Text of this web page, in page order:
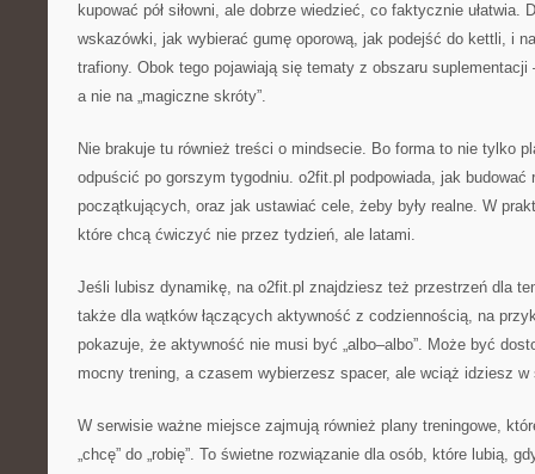
kupować pół siłowni, ale dobrze wiedzieć, co faktycznie ułatwia.
wskazówki, jak wybierać gumę oporową, jak podejść do kettli, i
trafiony. Obok tego pojawiają się tematy z obszaru
a nie na „magiczne skróty”.
Nie brakuje tu również treści o mindsecie. Bo forma to nie tylko
odpuścić po gorszym tygodniu. o2fit.pl podpowiada, jak budować
początkujących, oraz jak ustawiać cele, żeby były realne. W
które chcą ćwiczyć nie przez tydzień, ale latami.
Jeśli lubisz dynamikę, na o2fit.pl znajdziesz też przestrzeń dla
także dla wątków łączących aktywność z codziennością, na
pokazuje, że aktywność nie musi być „albo–albo”. Może być
mocny trening, a czasem wybierzesz spacer, ale wciąż idziesz w
W serwisie ważne miejsce zajmują również plany treningowe,
„chcę” do „robię”. To świetne rozwiązanie dla osób, które lubią,